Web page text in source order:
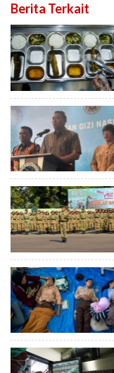
Berita Terkait